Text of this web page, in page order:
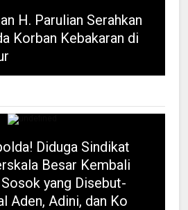
H. Parulian Serahkan
Korban Kebakaran di
Diduga Sindikat
Besar Kembali
yang Disebut-
Aden, Adini, dan Ko